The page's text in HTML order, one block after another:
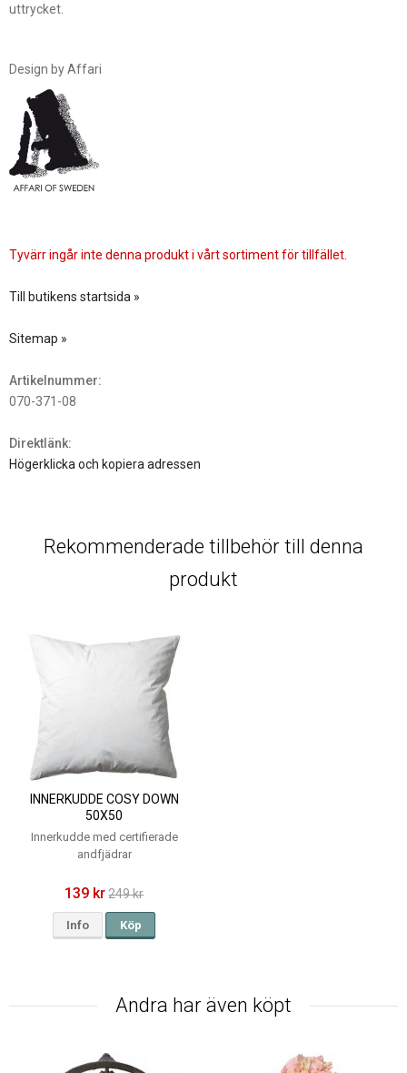
uttrycket.
Design by Affari
Tyvärr ingår inte denna produkt i vårt sortiment för tillfället.
Till butikens startsida »
Sitemap »
Artikelnummer:
070-371-08
Direktlänk:
Högerklicka och kopiera adressen
Rekommenderade tillbehör till denna
produkt
INNERKUDDE COSY DOWN
50X50
Innerkudde med certifierade
andfjädrar
139 kr 249 kr
Info Köp
Andra har även köpt